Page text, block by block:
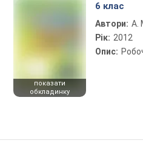
показати
обкладинку
6 клас
Автори: А.
Рік: 2012
Опис: